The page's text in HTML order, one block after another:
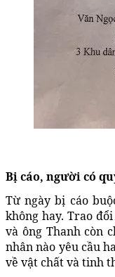
Bị cáo, người có
Từ ngày bị cáo
không hay. Trao
và ông Thanh còn
nhân nào yêu cầu
về vật chất và tinh